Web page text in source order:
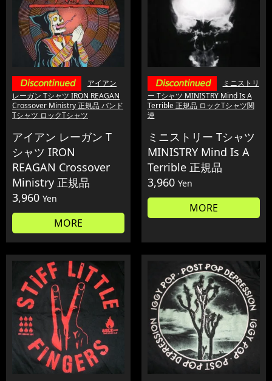
アイアン
レーガン Tシャツ IRON REAGAN
Crossover Ministry 正規品 バンド
Tシャツ ロックTシャツ
アイアン レーガン T
シャツ IRON
REAGAN Crossover
Ministry 正規品
3,960 Yen
MORE
ミニストリ
ー Tシャツ MINISTRY Mind Is A
Terrible 正規品 ロックTシャツ関
連
ミニストリー Tシャツ
MINISTRY Mind Is A
Terrible 正規品
3,960 Yen
MORE